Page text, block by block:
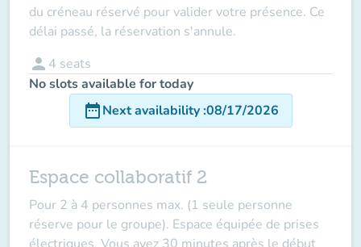
du créneau réservé pour valider votre présence. Ce
délai passé, la réservation s'annule.
person 4 seats
No slots available for today
date_rangeNext availability:08/17/2026
Espace collaboratif 2
Pour 2 à 4 personnes max. (1 seule personne
réserve pour le groupe). Espace équipée de prises